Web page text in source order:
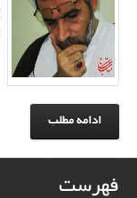
ادامه مطلب
فهرست